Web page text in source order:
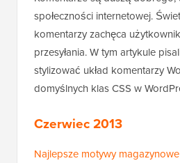
społeczności internetowej.
komentarzy zachęca
przesyłania. W tym artykule
stylizować układ komentarzy
domyślnych klas CSS w
Czerwiec 2013
Najlepsze motywy